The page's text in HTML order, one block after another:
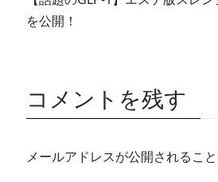
を公開！
コメントを残す
メールアドレスが公開されること